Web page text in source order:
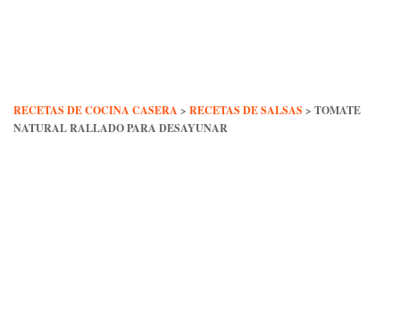
RECETAS DE COCINA CASERA > RECETAS DE SALSAS > TOMATE
NATURAL RALLADO PARA DESAYUNAR